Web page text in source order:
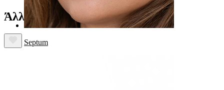
Septum
Άλλοι αγόρασαν επίσης